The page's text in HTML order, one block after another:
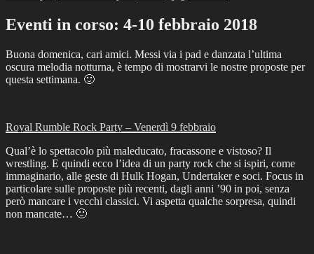
Eventi in corso: 4-10 febbraio 2018
Buona domenica, cari amici. Messi via i pad e danzata l’ultima
oscura melodia notturna, è tempo di mostrarvi le nostre proposte per
questa settimana. 🙂
Royal Rumble Rock Party – Venerdì 9 febbraio
Qual’è lo spettacolo più maleducato, fracassone e vistoso? Il
wrestling. E quindi ecco l’idea di un party rock che si ispiri, come
immaginario, alle geste di Hulk Hogan, Undertaker e soci. Focus in
particolare sulle proposte più recenti, dagli anni ’90 in poi, senza
però mancare i vecchi classici. Vi aspetta qualche sorpresa, quindi
non mancate… 🙂